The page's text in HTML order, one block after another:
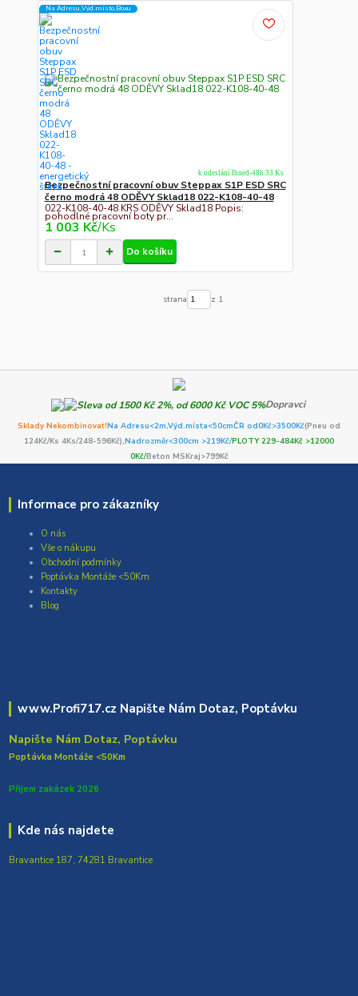
Na Adresu,Výd.místo,Boxu
Bezpečnostní pracovní obuv Steppax S1P ESD SRC
černo modrá 48 ODĚVY Sklad18 022-K108-40-48
022-K108-40-48 KRS ODĚVY Sklad18 Popis:
pohodlné pracovní boty pr...
1 003 Kč/Ks
k odeslání Ihned-48h 33 Ks
Do košíku
strana z 1
Dopravci
Sklady Nekombinovat!Na Adresu<2m,Výd.místa<50cmČR od0Kč>3500Kč(Pneu od
124Kč/Ks 4Ks/248-596Kč),Nadrozměr<300cm >219Kč/PLOTY 229-484Kč >12000
0Kč/Beton MSKraj>799Kč
Informace pro zákazníky
O nás
Vše o nákupu
Obchodní podmínky
Poptávka Montáže <50Km
Kontakty
Blog
www.Profi717.cz Napište Nám Dotaz, Poptávku
Napište Nám Dotaz, Poptávku
Poptávka Montáže <50Km
Přijem zakázek 2026
Kde nás najdete
Bravantice 187, 74281 Bravantice